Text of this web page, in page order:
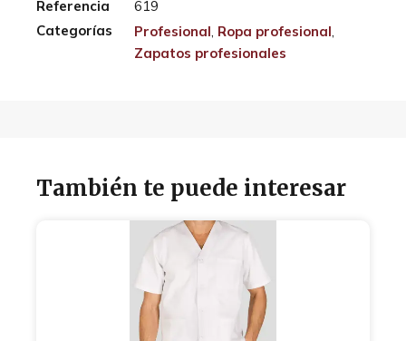
Referencia
619
Categorías
Profesional, Ropa profesional,
Zapatos profesionales
También te puede interesar